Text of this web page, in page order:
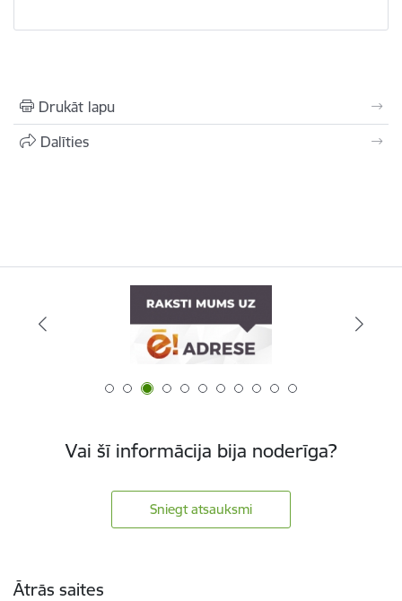
Drukāt lapu
Dalīties
Vai šī informācija bija noderīga?
Sniegt atsauksmi
Ātrās saites